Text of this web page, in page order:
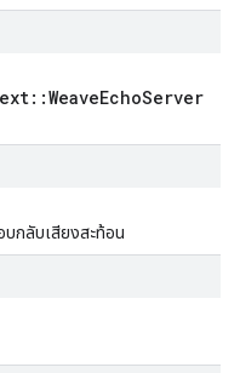
กลับเสียงสะท้อน